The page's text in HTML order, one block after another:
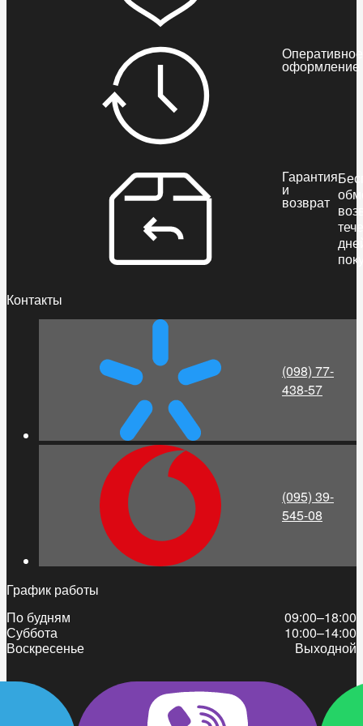
Оперативное
оформление
Гарантия
и
возврат
Контакты
(098) 77-
438-57
(095) 39-
545-08
График работы
По будням
09:00–18:00
Суббота
10:00–14:00
Воскресенье
Выходной